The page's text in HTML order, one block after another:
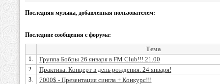
Последняя музыка, добавленная пользователем:
Последние сообщения с форума:
Тема
1. Группа Бобры 26 января в FM Club!!! 21.00
2. Практика. Концерт в день рождения. 24 января!
3. 7000$ - Презентация сингла + Конкурс!!!